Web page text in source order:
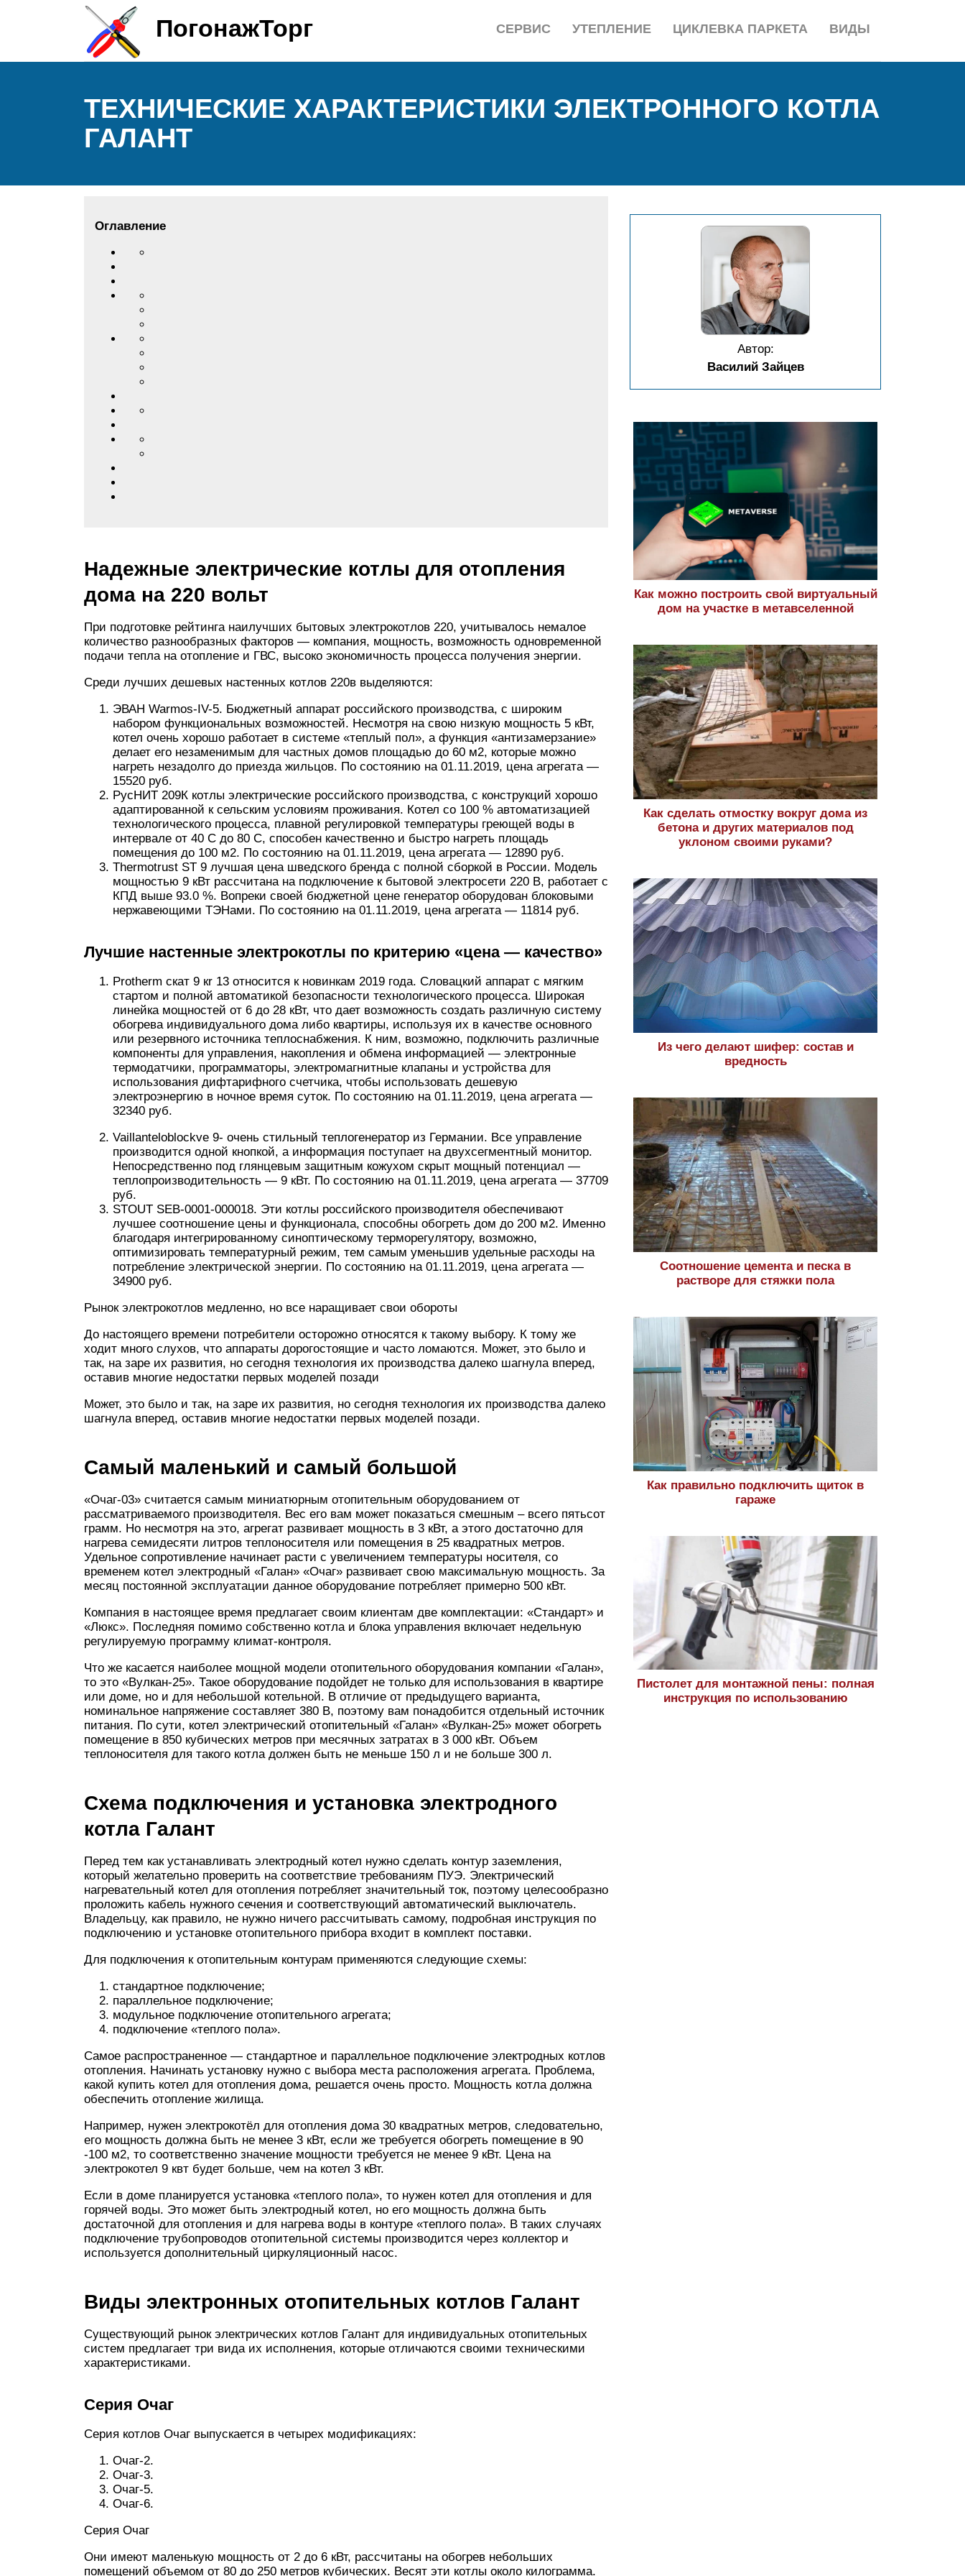
ПогонажТорг ВИДЫ
ЦИКЛЕВКА ПАРКЕТА
УТЕПЛЕНИЕ
СЕРВИС
ТЕХНИЧЕСКИЕ ХАРАКТЕРИСТИКИ ЭЛЕКТРОННОГО КОТЛА
ГАЛАНТ
Оглавление
Надежные электрические котлы для отопления
дома на 220 вольт
При подготовке рейтинга наилучших бытовых электрокотлов 220, учитывалось немалое
количество разнообразных факторов — компания, мощность, возможность одновременной
подачи тепла на отопление и ГВС, высоко экономичность процесса получения энергии.
Среди лучших дешевых настенных котлов 220в выделяются:
ЭВАН Warmos-IV-5. Бюджетный аппарат российского производства, с широким
набором функциональных возможностей. Несмотря на свою низкую мощность 5 кВт,
котел очень хорошо работает в системе «теплый пол», а функция «антизамерзание»
делает его незаменимым для частных домов площадью до 60 м2, которые можно
нагреть незадолго до приезда жильцов. По состоянию на 01.11.2019, цена агрегата —
15520 руб.
РусНИТ 209К котлы электрические российского производства, с конструкций хорошо
адаптированной к сельским условиям проживания. Котел со 100 % автоматизацией
технологического процесса, плавной регулировкой температуры греющей воды в
интервале от 40 C до 80 C, способен качественно и быстро нагреть площадь
помещения до 100 м2. По состоянию на 01.11.2019, цена агрегата — 12890 руб.
Thermotrust ST 9 лучшая цена шведского бренда с полной сборкой в России. Модель
мощностью 9 кВт рассчитана на подключение к бытовой электросети 220 В, работает с
КПД выше 93.0 %. Вопреки своей бюджетной цене генератор оборудован блоковыми
нержавеющими ТЭНами. По состоянию на 01.11.2019, цена агрегата — 11814 руб.
Лучшие настенные электрокотлы по критерию «цена — качество»
Protherm скат 9 кr 13 относится к новинкам 2019 года. Словацкий аппарат с мягким
стартом и полной автоматикой безопасности технологического процесса. Широкая
линейка мощностей от 6 до 28 кВт, что дает возможность создать различную систему
обогрева индивидуального дома либо квартиры, используя их в качестве основного
или резервного источника теплоснабжения. К ним, возможно, подключить различные
компоненты для управления, накопления и обмена информацией — электронные
термодатчики, программаторы, электромагнитные клапаны и устройства для
использования дифтарифного счетчика, чтобы использовать дешевую
электроэнергию в ночное время суток. По состоянию на 01.11.2019, цена агрегата —
32340 руб.
Vaillanteloblockve 9- очень стильный теплогенератор из Германии. Все управление
производится одной кнопкой, а информация поступает на двухсегментный монитор.
Непосредственно под глянцевым защитным кожухом скрыт мощный потенциал —
теплопроизводительность — 9 кВт. По состоянию на 01.11.2019, цена агрегата — 37709
руб.
STOUT SEB-0001-000018. Эти котлы российского производителя обеспечивают
лучшее соотношение цены и функционала, способны обогреть дом до 200 м2. Именно
благодаря интегрированному синоптическому терморегулятору, возможно,
оптимизировать температурный режим, тем самым уменьшив удельные расходы на
потребление электрической энергии. По состоянию на 01.11.2019, цена агрегата —
34900 руб.
Рынок электрокотлов медленно, но все наращивает свои обороты
До настоящего времени потребители осторожно относятся к такому выбору. К тому же
ходит много слухов, что аппараты дорогостоящие и часто ломаются. Может, это было и
так, на заре их развития, но сегодня технология их производства далеко шагнула вперед,
оставив многие недостатки первых моделей позади
Может, это было и так, на заре их развития, но сегодня технология их производства далеко
шагнула вперед, оставив многие недостатки первых моделей позади.
Самый маленький и самый большой
«Очаг-03» считается самым миниатюрным отопительным оборудованием от
рассматриваемого производителя. Вес его вам может показаться смешным – всего пятьсот
грамм. Но несмотря на это, агрегат развивает мощность в 3 кВт, а этого достаточно для
нагрева семидесяти литров теплоносителя или помещения в 25 квадратных метров.
Удельное сопротивление начинает расти с увеличением температуры носителя, со
временем котел электродный «Галан» «Очаг» развивает свою максимальную мощность. За
месяц постоянной эксплуатации данное оборудование потребляет примерно 500 кВт.
Компания в настоящее время предлагает своим клиентам две комплектации: «Стандарт» и
«Люкс». Последняя помимо собственно котла и блока управления включает недельную
регулируемую программу климат-контроля.
Что же касается наиболее мощной модели отопительного оборудования компании «Галан»,
то это «Вулкан-25». Такое оборудование подойдет не только для использования в квартире
или доме, но и для небольшой котельной. В отличие от предыдущего варианта,
номинальное напряжение составляет 380 В, поэтому вам понадобится отдельный источник
питания. По сути, котел электрический отопительный «Галан» «Вулкан-25» может обогреть
помещение в 850 кубических метров при месячных затратах в 3 000 кВт. Объем
теплоносителя для такого котла должен быть не меньше 150 л и не больше 300 л.
Схема подключения и установка электродного
котла Галант
Перед тем как устанавливать электродный котел нужно сделать контур заземления,
который желательно проверить на соответствие требованиям ПУЭ. Электрический
нагревательный котел для отопления потребляет значительный ток, поэтому целесообразно
проложить кабель нужного сечения и соответствующий автоматический выключатель.
Владельцу, как правило, не нужно ничего рассчитывать самому, подробная инструкция по
подключению и установке отопительного прибора входит в комплект поставки.
Для подключения к отопительным контурам применяются следующие схемы:
стандартное подключение;
параллельное подключение;
модульное подключение отопительного агрегата;
подключение «теплого пола».
Самое распространенное — стандартное и параллельное подключение электродных котлов
отопления. Начинать установку нужно с выбора места расположения агрегата. Проблема,
какой купить котел для отопления дома, решается очень просто. Мощность котла должна
обеспечить отопление жилища.
Например, нужен электрокотёл для отопления дома 30 квадратных метров, следовательно,
его мощность должна быть не менее 3 кВт, если же требуется обогреть помещение в 90
-100 м2, то соответственно значение мощности требуется не менее 9 кВт. Цена на
электрокотел 9 квт будет больше, чем на котел 3 кВт.
Если в доме планируется установка «теплого пола», то нужен котел для отопления и для
горячей воды. Это может быть электродный котел, но его мощность должна быть
достаточной для отопления и для нагрева воды в контуре «теплого пола». В таких случаях
подключение трубопроводов отопительной системы производится через коллектор и
используется дополнительный циркуляционный насос.
Виды электронных отопительных котлов Галант
Существующий рынок электрических котлов Галант для индивидуальных отопительных
систем предлагает три вида их исполнения, которые отличаются своими техническими
характеристиками.
Серия Очаг
Серия котлов Очаг выпускается в четырех модификациях:
Очаг-2.
Очаг-3.
Очаг-5.
Очаг-6.
Серия Очаг
Они имеют маленькую мощность от 2 до 6 кВт, рассчитаны на обогрев небольших
помещений объемом от 80 до 250 метров кубических. Весят эти котлы около килограмма.
Автор:
Василий Зайцев
Как можно построить свой виртуальный
дом на участке в метавселенной
Как сделать отмостку вокруг дома из
бетона и других материалов под
уклоном своими руками?
Из чего делают шифер: состав и
вредность
Соотношение цемента и песка в
растворе для стяжки пола
Как правильно подключить щиток в
гараже
Пистолет для монтажной пены: полная
инструкция по использованию